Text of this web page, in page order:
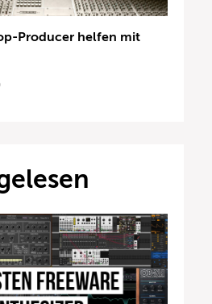
Producer helfen mit